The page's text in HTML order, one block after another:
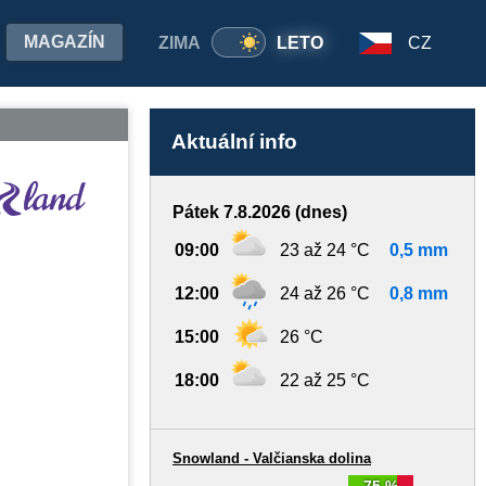
ZIMA LETO
MAGAZÍN CZ
Aktuální info
Pátek 7.8.2026 (dnes)
09:00 23 až 24 °C 0,5 mm
12:00 24 až 26 °C 0,8 mm
15:00 26 °C
18:00 22 až 25 °C
Snowland - Valčianska dolina